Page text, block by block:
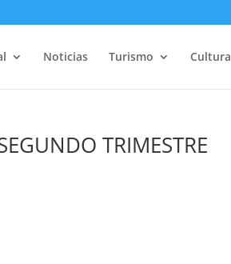
Noticias Turismo Cultura
TRIMESTRE